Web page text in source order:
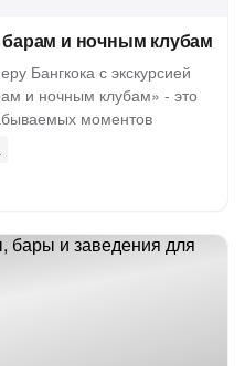
и ночным клубам
Бангкока с экскурсией
и ночным клубам» - это
моментов